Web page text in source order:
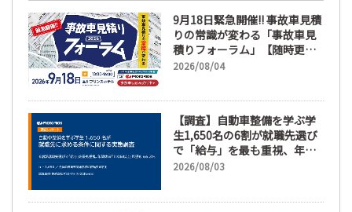
9月18日緊急開催!! 事故車見積
りの常識が変わる「事故車見
積りフォーラム」【随時更
新】
2026/08/04
【調査】自動車整備を学ぶ学
生1,650名の6割が就職先選び
で「給与」を最も重視、年間
休日「110日以上」希望も
2026/08/03